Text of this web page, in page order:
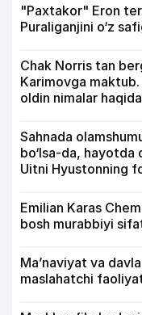
"Paxtakor" Eron
Puraliganjini o‘z
Chak Norris tan
Karimovga
oldin nimalar
Sahnada
bo‘lsa-da, hayotda
Uitni Hyustonning
Emilian Karas
bosh murabbiyi
Ma’naviyat va
maslahatchi